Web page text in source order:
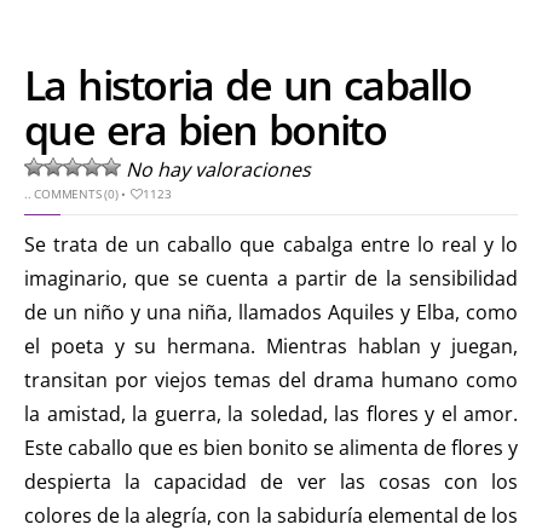
La historia de un caballo
que era bien bonito
No hay valoraciones
..COMMENTS (0)• 1123
Se trata de un caballo que cabalga entre lo real y lo
imaginario, que se cuenta a partir de la sensibilidad
de un niño y una niña, llamados Aquiles y Elba, como
el poeta y su hermana. Mientras hablan y juegan,
transitan por viejos temas del drama humano como
la amistad, la guerra, la soledad, las flores y el amor.
Este caballo que es bien bonito se alimenta de flores y
despierta la capacidad de ver las cosas con los
colores de la alegría, con la sabiduría elemental de los